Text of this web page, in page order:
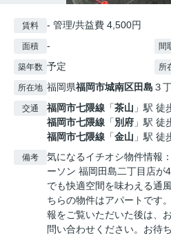
賃料 - 管理/共益費 4,500円
面積 - 間
築年数 予定 所
所在地 福岡県福岡市城南区田島 ３
交通 福岡市七隈線 「茶山 」駅 徒
福岡市七隈線 「別府 」駅 徒
福岡市七隈線 「金山 」駅 徒
備考
気になるイチオシ物件情報
ーソン 福岡田島二丁目店が
でも快適空間を味わえる通
ちらの物件はアパートです
報をご覧いただいた後は、
問い合わせください。お待